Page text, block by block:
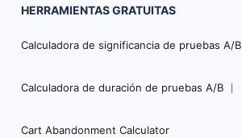
HERRAMIENTAS GRATUITAS
Calculadora de significancia de pruebas A/B
Calculadora de duración de pruebas A/B
Cart Abandonment Calculator